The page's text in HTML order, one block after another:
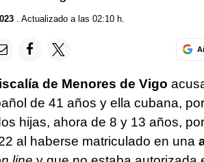
. Actualizado a las 02:10 h.
de Menores de Vigo
de 41 años y ella cubana,
hijas, ahora de 8 y 13 años,
al haberse matriculado en una